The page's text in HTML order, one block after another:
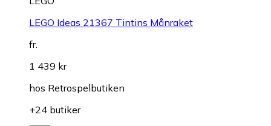
LEGO Ideas 21367 Tintins Månraket
fr.
1 439 kr
hos Retrospelbutiken
+24 butiker